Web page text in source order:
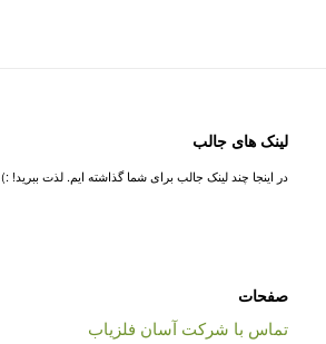
لینک های جالب
در اینجا چند لینک جالب برای شما گذاشته ایم. لذت ببرید! :)
صفحات
تماس با شرکت آسان فلزیاب